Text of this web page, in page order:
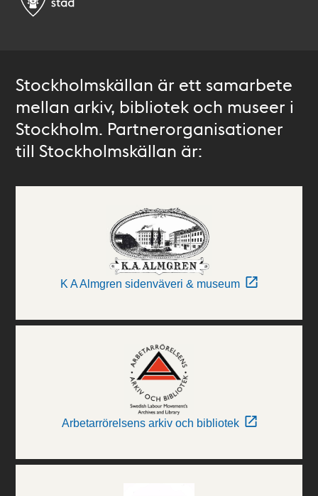
Stockholmskällan är ett samarbete
mellan arkiv, bibliotek och museer i
Stockholm. Partnerorganisationer
till Stockholmskällan är:
K A Almgren sidenväveri & museum
Arbetarrörelsens arkiv och bibliotek